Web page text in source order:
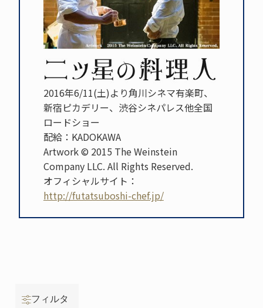
2016年6/11(土)より角川シネマ有楽町、
新宿ピカデリー、渋谷シネパレス他全国
ロードショー
配給：KADOKAWA
Artwork © 2015 The Weinstein
Company LLC. All Rights Reserved.
オフィシャルサイト：
http://futatsuboshi-chef.jp/
フィルタ